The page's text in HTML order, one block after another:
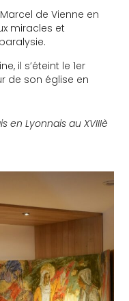
de Vienne en
miracles et
il s’éteint le 1er
de son église en
en Lyonnais au XVIIIè